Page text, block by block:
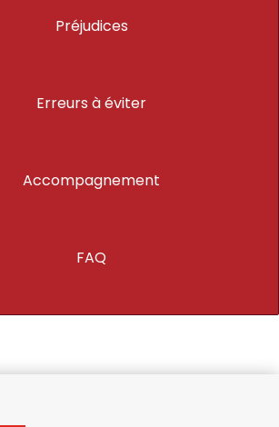
Préjudices
Erreurs à éviter
Accompagnement
FAQ